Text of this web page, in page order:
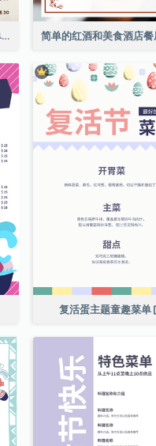
棕色咖啡照片网格咖啡店菜单
复活蛋主题童趣菜单